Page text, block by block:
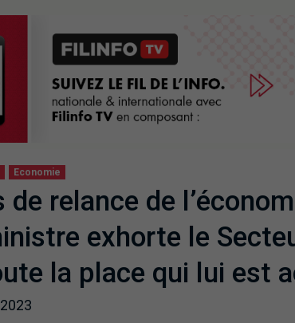
Economie
de relance de
exhorte le
la place qui lui est